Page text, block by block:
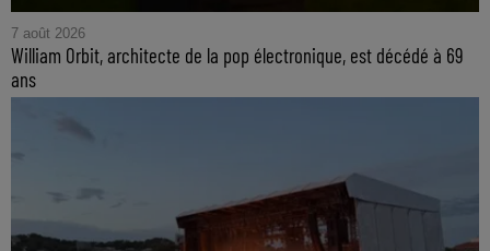
7 août 2026
William Orbit, architecte de la pop électronique, est décédé à 69
ans